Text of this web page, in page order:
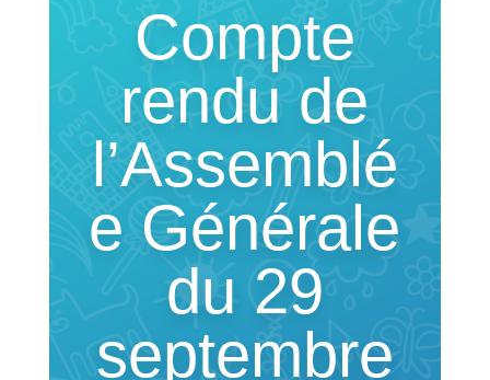
Compte
rendu de
l’Assemblé
e Générale
du 29
septembre